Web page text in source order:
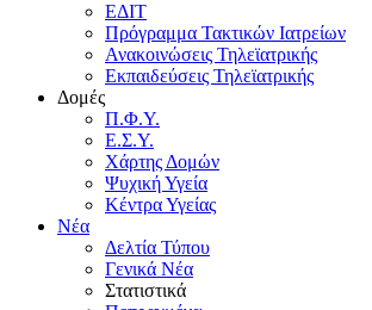
ΕΔΙΤ
Πρόγραμμα Τακτικών Ιατρείων
Ανακοινώσεις Τηλεϊατρικής
Εκπαιδεύσεις Τηλεϊατρικής
Δομές
Π.Φ.Υ.
Ε.Σ.Υ.
Χάρτης Δομών
Ψυχική Υγεία
Κέντρα Υγείας
Νέα
Δελτία Τύπου
Γενικά Νέα
Στατιστικά